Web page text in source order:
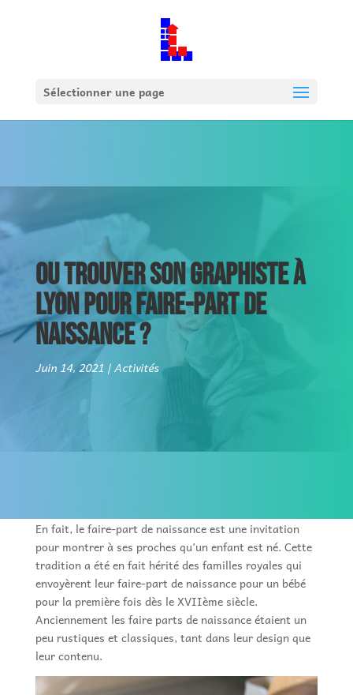
Sélectionner une page
OU TROUVER SON GRAPHISTE À
LYON POUR FAIRE-PART DE
NAISSANCE ?
Juin 14, 2021 Activités
En fait, le faire-part de naissance est une invitation
pour montrer à ses proches qu’un enfant est né. Cette
tradition a été en fait hérité des familles royales qui
envoyèrent leur faire-part de naissance pour un bébé
pour la première fois dès le XVIIème siècle.
Anciennement les faire parts de naissance étaient un
peu rustiques et classiques, tant dans leur design que
leur contenu.